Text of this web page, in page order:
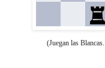
(Juegan las